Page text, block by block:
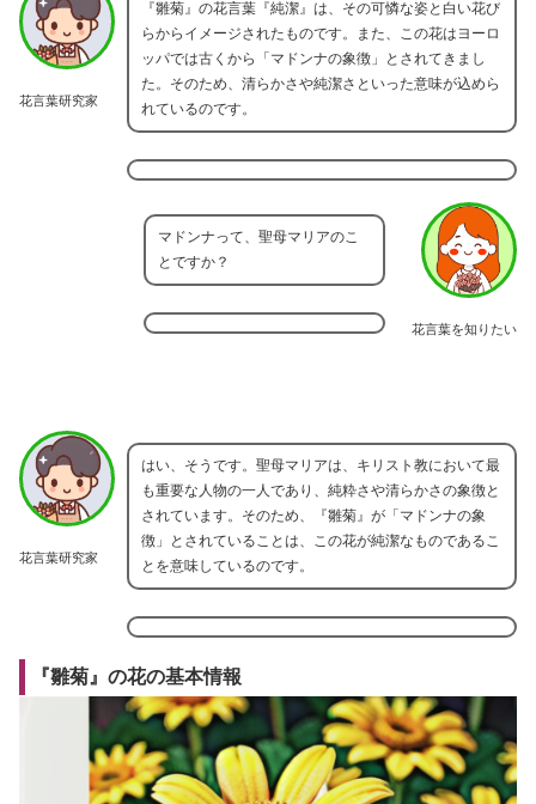
花言葉研究家
『雛菊』の花言葉『純潔』は、その可憐な姿と白い花び
らからイメージされたものです。また、この花はヨーロ
ッパでは古くから「マドンナの象徴」とされてきまし
た。そのため、清らかさや純潔さといった意味が込めら
れているのです。
花言葉を知りたい
マドンナって、聖母マリアのこ
とですか？
花言葉研究家
はい、そうです。聖母マリアは、キリスト教において最
も重要な人物の一人であり、純粋さや清らかさの象徴と
されています。そのため、『雛菊』が「マドンナの象
徴」とされていることは、この花が純潔なものであるこ
とを意味しているのです。
『雛菊』の花の基本情報